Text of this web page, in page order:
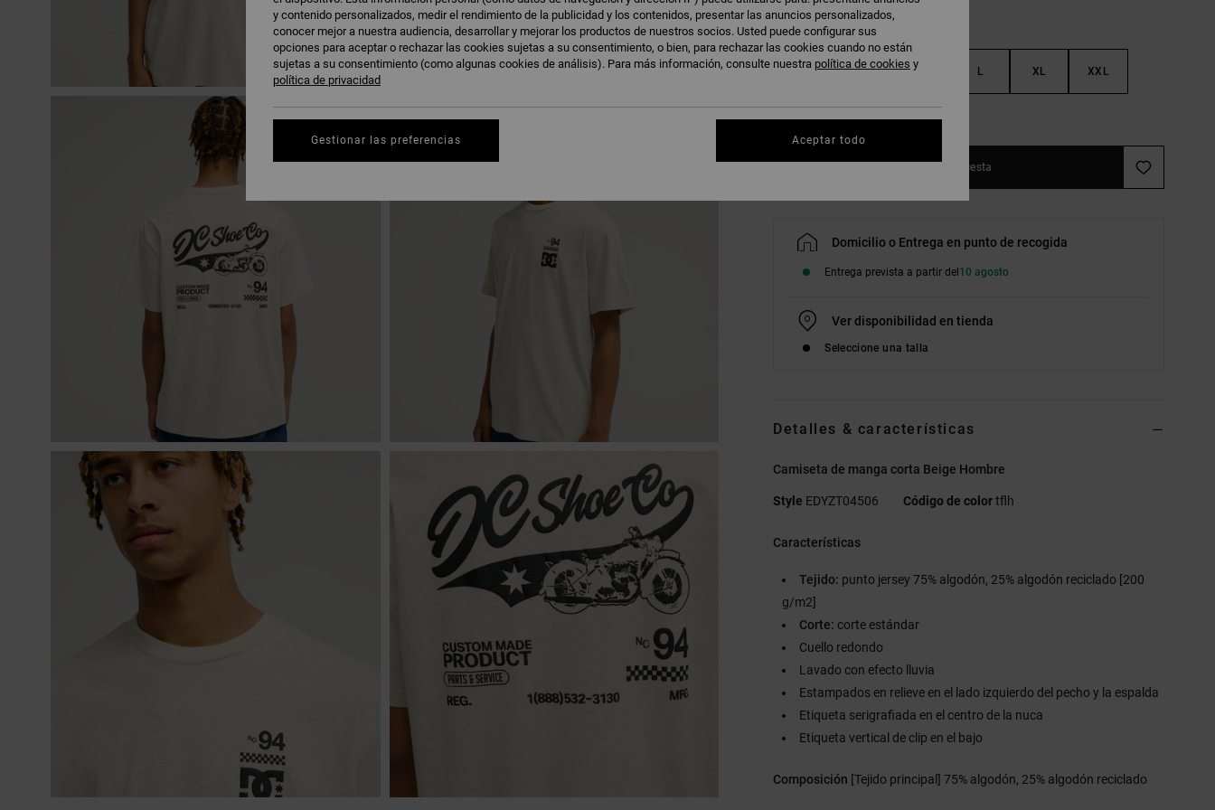
XS S M L XL XXL
Añadir a la cesta
Domicilio o Entrega en punto de recogida
Entrega prevista a partir del10 agosto
Ver disponibilidad en tienda
Seleccione una talla
Detalles & características
Camiseta de manga corta Beige Hombre
Style EDYZT04506 Código de colortflh
Características
Tejido: punto jersey 75% algodón, 25% algodón reciclado [200
g/m2]
Corte: corte estándar
Cuello redondo
Lavado con efecto lluvia
Estampados en relieve en el lado izquierdo del pecho y la espalda
Etiqueta serigrafiada en el centro de la nuca
Etiqueta vertical de clip en el bajo
Composición [Tejido principal] 75% algodón, 25% algodón reciclado
y contenido personalizados, medir el rendimiento de la publicidad y los contenidos, presentar las anuncios personalizados,
conocer mejor a nuestra audiencia, desarrollar y mejorar los productos de nuestros socios. Usted puede configurar sus
opciones para aceptar o rechazar las cookies sujetas a su consentimiento, o bien, para rechazar las cookies cuando no están
sujetas a su consentimiento (como algunas cookies de análisis). Para más información, consulte nuestra política de cookies y
política de privacidad
Gestionar las preferencias Aceptar todo